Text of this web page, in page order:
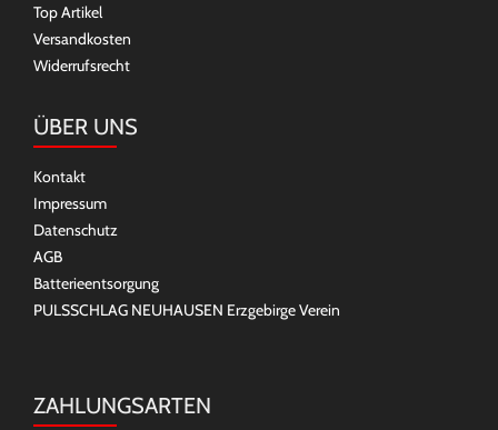
Top Artikel
Versandkosten
Widerrufsrecht
ÜBER UNS
Kontakt
Impressum
Datenschutz
AGB
Batterieentsorgung
PULSSCHLAG NEUHAUSEN Erzgebirge Verein
ZAHLUNGSARTEN